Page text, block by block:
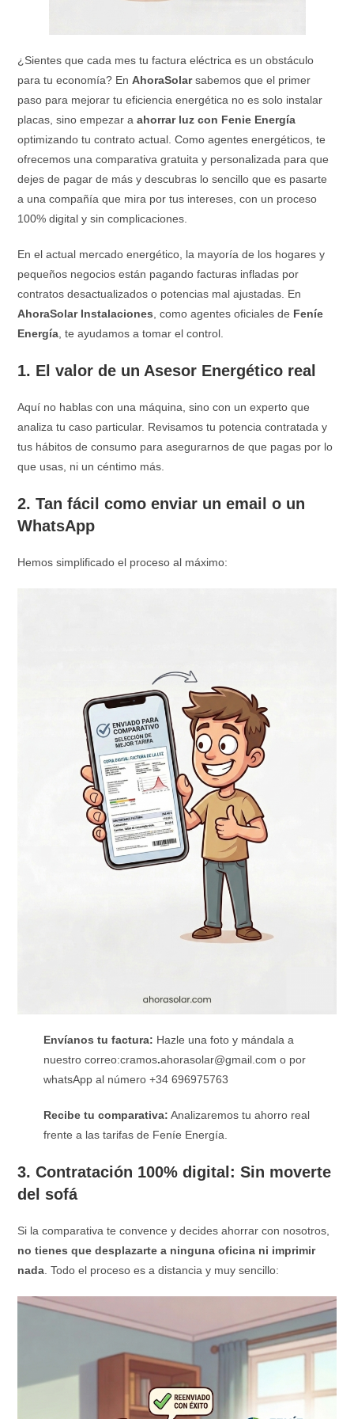
¿Sientes que cada mes tu factura eléctrica es un obstáculo
para tu economía? EnAhoraSolarsabemos que el primer
paso para mejorar tu eficiencia energética no es solo instalar
placas, sino empezar aahorrar luz con Fenie Energía
optimizando tu contrato actual. Como agentes energéticos, te
ofrecemos una comparativa gratuita y personalizada para que
dejes de pagar de más y descubras lo sencillo que es pasarte
a una compañía que mira por tus intereses, con un proceso
100% digital y sin complicaciones.
En el actual mercado energético, la mayoría de los hogares y
pequeños negocios están pagando facturas infladas por
contratos desactualizados o potencias mal ajustadas. En
AhoraSolar Instalaciones , como agentes oficiales de Feníe
Energía , te ayudamos a tomar el control.
1. El valor de un Asesor Energético real
Aquí no hablas con una máquina, sino con un experto que
analiza tu caso particular. Revisamos tu potencia contratada y
tus hábitos de consumo para asegurarnos de que pagas por lo
que usas, ni un céntimo más.
2. Tan fácil como enviar un email o un
WhatsApp
Hemos simplificado el proceso al máximo:
Envíanos tu factura: Hazle una foto y mándala a
nuestro correo:cramos.ahorasolar@gmail.com o por
whatsApp al número +34 696975763
Recibe tu comparativa: Analizaremos tu ahorro real
frente a las tarifas de Feníe Energía.
3. Contratación 100% digital: Sin moverte
del sofá
Si la comparativa te convence y decides ahorrar con nosotros,
no tienes que desplazarte a ninguna oficina ni imprimir
nada . Todo el proceso es a distancia y muy sencillo: